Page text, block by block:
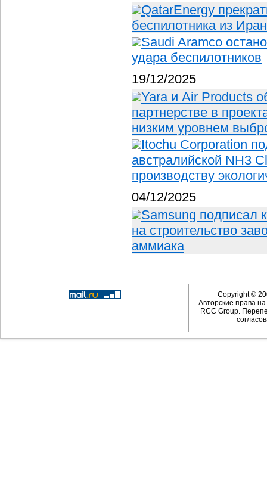
QatarEnergy
беспилотника из
Saudi Aramco
удара беспилотников
19/12/2025
Yara и Air Products
партнерстве в
низким уровнем
Itochu Corporation
австралийской NH3
производству
04/12/2025
Samsung подписал
на строительство
аммиака
Copyright ©
Авторские права
RCC Group.